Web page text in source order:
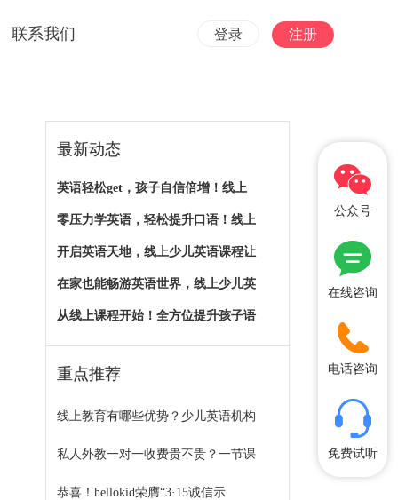
联系我们 登录 注册
最新动态
英语轻松get，孩子自信倍增！线上
零压力学英语，轻松提升口语！线上
开启英语天地，线上少儿英语课程让
在家也能畅游英语世界，线上少儿英
从线上课程开始！全方位提升孩子语
重点推荐
线上教育有哪些优势？少儿英语机构
私人外教一对一收费贵不贵？一节课
恭喜！hellokid荣膺“3·15诚信示
公众号
在线咨询
电话咨询
免费试听